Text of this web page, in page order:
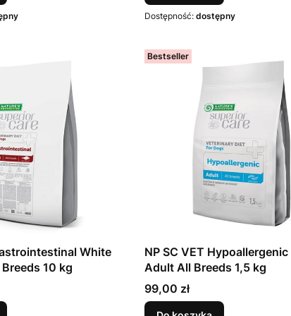
Dostępność: dostępny
White
10 kg
Bestseller
NP SC VET
Adult All Breeds 1,5 kg
Cena
99,00 zł